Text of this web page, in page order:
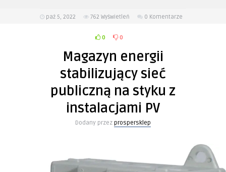
paź 5, 2022 762 Wyświetleń 0 Komentarze
0 0
Magazyn energii
stabilizujący sieć
publiczną na styku z
instalacjami PV
Dodany przez prospersklep